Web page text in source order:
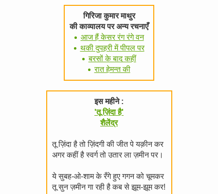
गिरिजा कुमार माथुर
की काव्यालय पर अन्य रचनाएँ
आज हैं केसर रंग रंगे वन
थकी दुपहरी में पीपल पर
बरसों के बाद कहीं
रात हेमन्त की
इस महीने :
'तू ज़िंदा है'
शैलेंद्र
तू ज़िंदा है तो ज़िंदगी की जीत पे यक़ीन कर
अगर कहीं है स्वर्ग तो उतार ला ज़मीन पर।
ये सुबह-ओ-शाम के रँगे हुए गगन को चूमकर
तू सुन ज़मीन गा रही है कब से झूम-झूम कर!